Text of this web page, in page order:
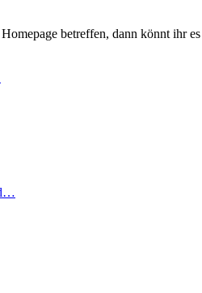
betreffen, dann könnt ihr